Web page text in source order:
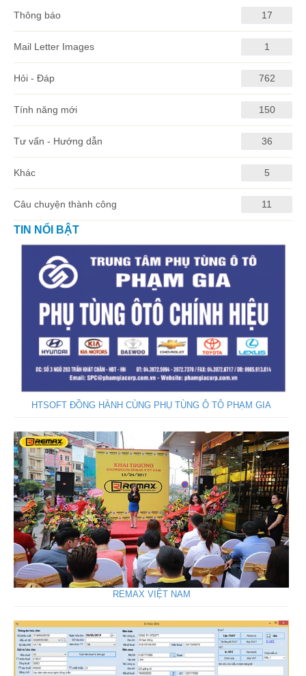
Thông báo 17
Mail Letter Images 1
Hỏi - Đáp 762
Tính năng mới 150
Tư vấn - Hướng dẫn 36
Khác 5
Câu chuyện thành công 11
TIN NỔI BẬT
HTSOFT ĐỒNG HÀNH CÙNG PHỤ TÙNG Ô TÔ PHẠM GIA
REMAX VIỆT NAM